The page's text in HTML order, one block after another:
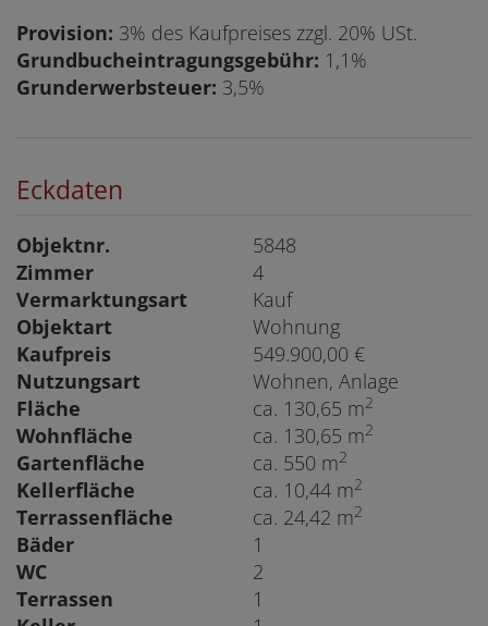
Provision: 3% des Kaufpreises zzgl. 20% USt.
Grundbucheintragungsgebühr: 1,1%
Grunderwerbsteuer: 3,5%
Eckdaten
Objektnr.
5848
Zimmer
4
Vermarktungsart
Kauf
Objektart
Wohnung
Kaufpreis
549.900,00 €
Nutzungsart
Wohnen Anlage
Fläche
ca. 130,65 m2
Wohnfläche ca. 130,65 m2
Gartenfläche ca. 550 m2
Kellerfläche ca. 10,44 m2
Terrassenfläche ca. 24,42 m2
Bäder
1
WC
2
Terrassen
1